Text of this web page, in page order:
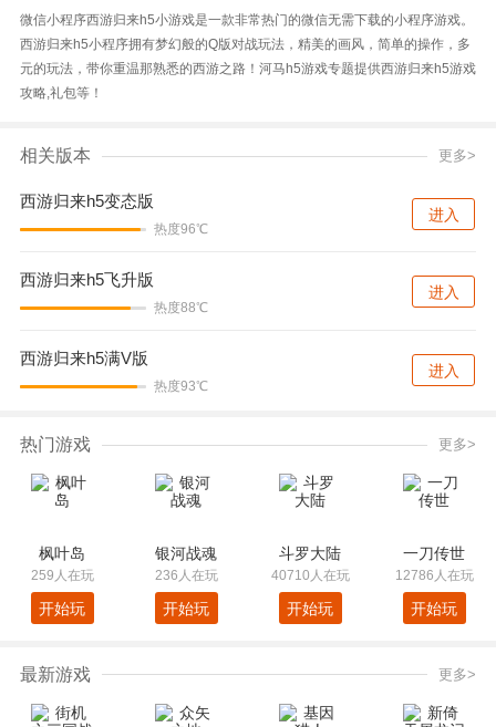
微信小程序西游归来h5小游戏是一款非常热门的微信无需下载的小程序游戏。
西游归来h5小程序拥有梦幻般的Q版对战玩法，精美的画风，简单的操作，多
元的玩法，带你重温那熟悉的西游之路！河马h5游戏专题提供西游归来h5游戏
攻略,礼包等！
相关版本 更多>
西游归来h5变态版
热度96℃
进入
西游归来h5飞升版
热度88℃
进入
西游归来h5满V版
热度93℃
进入
热门游戏 更多>
枫叶岛
259人在玩
开始玩
银河战魂
236人在玩
开始玩
斗罗大陆
40710人在玩
开始玩
一刀传世
12786人在玩
开始玩
最新游戏 更多>